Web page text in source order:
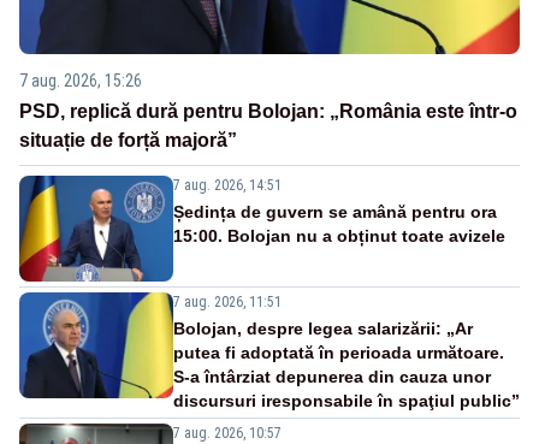
7 aug. 2026, 15:26
PSD, replică dură pentru Bolojan: „România este într-o
situație de forță majoră”
7 aug. 2026, 14:51
Ședința de guvern se amână pentru ora
15:00. Bolojan nu a obținut toate avizele
7 aug. 2026, 11:51
Bolojan, despre legea salarizării: „Ar
putea fi adoptată în perioada următoare.
S-a întârziat depunerea din cauza unor
discursuri iresponsabile în spaţiul public”
7 aug. 2026, 10:57